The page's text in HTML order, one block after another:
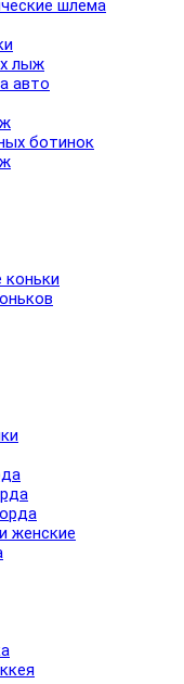
шлема
лыж
авто
ботинок
женские